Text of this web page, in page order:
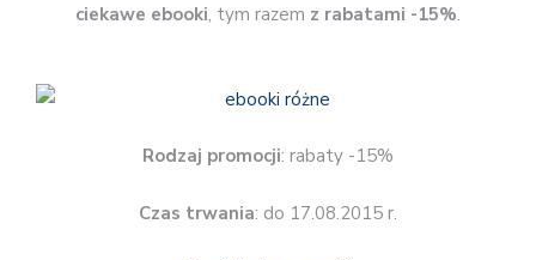
ciekawe ebooki, tym razem z rabatami -15%.
Rodzaj promocji: rabaty -15%
Czas trwania: do 17.08.2015 r.